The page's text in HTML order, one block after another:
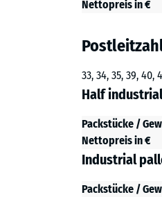
Nettopreis in €
33, 34, 35, 39, 40,
Half
Packstücke /
Nettopreis in €
Industrial
Packstücke /